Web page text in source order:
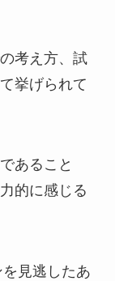
考え方、試
挙げられて
あること
的に感じる
見逃したあ